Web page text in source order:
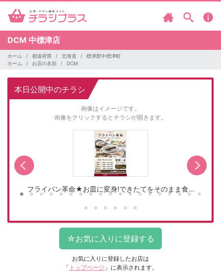
DCM 中標津店
ホーム 都道府県 北海道
標津郡中標津町
ホーム
お店の名前 DCM
本日公開中のチラシ
画像はイメージです。
画像をクリックするとチラシが開きます。
フライパン革命★お皿に変身!できたてをそのまま食…
お気に入りに登録したお店は
「 トップページ 」に表示されます。